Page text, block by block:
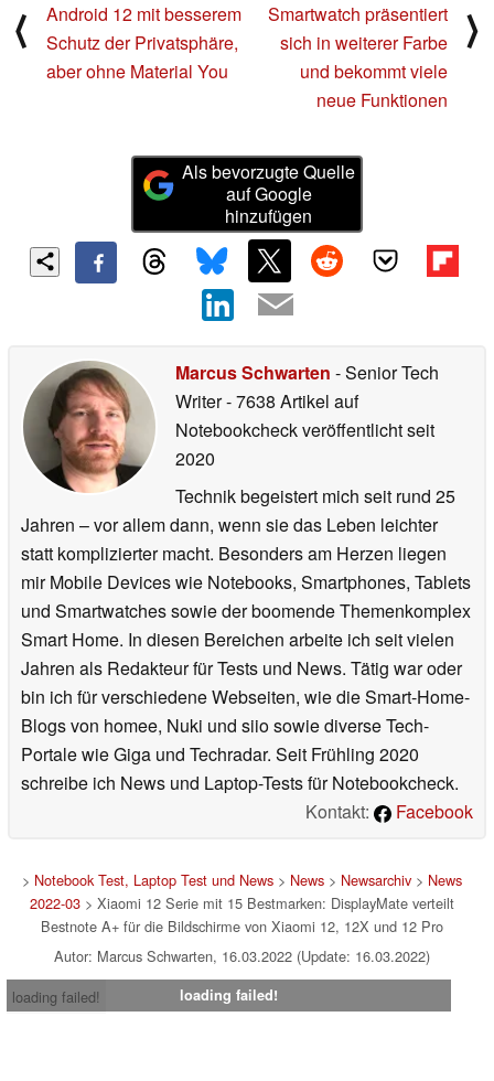
⟨
Android 12 mit besserem
Schutz der Privatsphäre,
aber ohne Material You
Smartwatch präsentiert
sich in weiterer Farbe
und bekommt viele
neue Funktionen
⟩
Als bevorzugte Quelle
auf Google
hinzufügen
Marcus Schwarten - Senior Tech
Writer- 7638 Artikel auf
Notebookcheck veröffentlichtseit
2020
Technik begeistert mich seit rund 25
Jahren – vor allem dann, wenn sie das Leben leichter
statt komplizierter macht. Besonders am Herzen liegen
mir Mobile Devices wie Notebooks, Smartphones, Tablets
und Smartwatches sowie der boomende Themenkomplex
Smart Home. In diesen Bereichen arbeite ich seit vielen
Jahren als Redakteur für Tests und News. Tätig war oder
bin ich für verschiedene Webseiten, wie die Smart-Home-
Blogs von homee, Nuki und siio sowie diverse Tech-
Portale wie Giga und Techradar. Seit Frühling 2020
schreibe ich News und Laptop-Tests für Notebookcheck.
Kontakt:
Facebook
> Notebook Test, Laptop Test und News> News> Newsarchiv> News
2022-03> Xiaomi 12 Serie mit 15 Bestmarken: DisplayMate verteilt
Bestnote A+ für die Bildschirme von Xiaomi 12, 12X und 12 Pro
Autor: Marcus Schwarten, 16.03.2022 (Update: 16.03.2022)
loading failed!
loading failed!